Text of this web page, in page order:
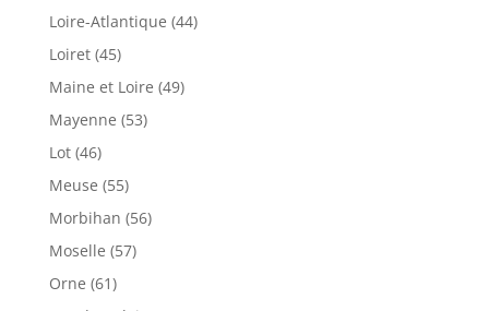
Loire-Atlantique (44)
Loiret (45)
Maine et Loire (49)
Mayenne (53)
Lot (46)
Meuse (55)
Morbihan (56)
Moselle (57)
Orne (61)